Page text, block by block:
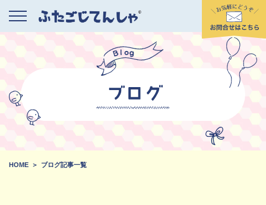
HOME ブログ記事一覧